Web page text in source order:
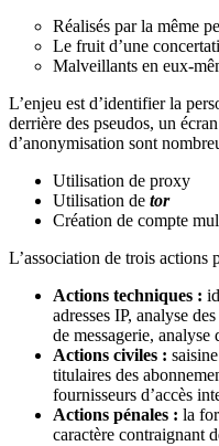
Réalisés par la même
Le fruit d’une
Malveillants en eux-
L’enjeu est d’identifier la
derrière des pseudos, un
d’anonymisation sont
Utilisation de proxy
Utilisation de tor
Création de compte
L’association de trois actions
Actions techniques :
adresses IP, analyse
de messagerie,
Actions civiles :
titulaires des
fournisseurs d’accès
Actions pénales : la
caractère contraignant